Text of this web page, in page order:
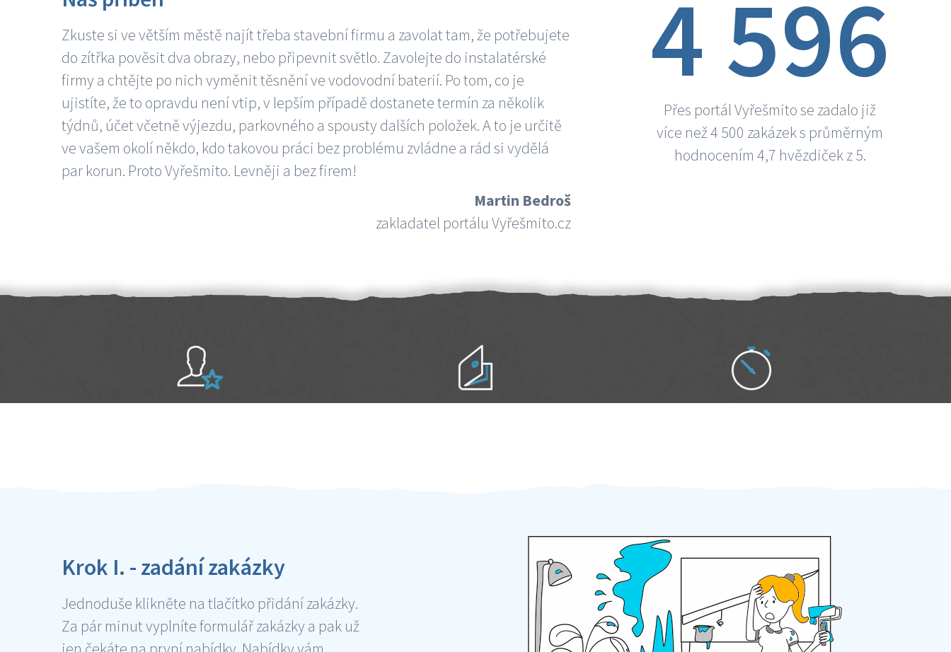
Zkuste si ve větším městě najít třeba stavební firmu a zavolat tam, že potřebujete
do zítřka pověsit dva obrazy, nebo připevnit světlo. Zavolejte do instalatérské
firmy a chtějte po nich vyměnit těsnění ve vodovodní baterií. Po tom, co je
ujistíte, že to opravdu není vtip, v lepším případě dostanete termín za několik
týdnů, účet včetně výjezdu, parkovného a spousty dalších položek. A to je určitě
ve vašem okolí někdo, kdo takovou práci bez problému zvládne a rád si vydělá
par korun. Proto Vyřešmito. Levněji a bez firem!
Martin Bedroš
zakladatel portálu Vyřešmito.cz
4 596
Přes portál Vyřešmito se zadalo již
více než 4 500 zakázek s průměrným
hodnocením 4,7 hvězdiček z 5.
Krok I. - zadání zakázky
Jednoduše klikněte na tlačítko přidání zakázky.
Za pár minut vyplníte formulář zakázky a pak už